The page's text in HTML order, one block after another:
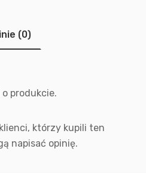
(0)
produkcie.
którzy kupili ten
napisać opinię.